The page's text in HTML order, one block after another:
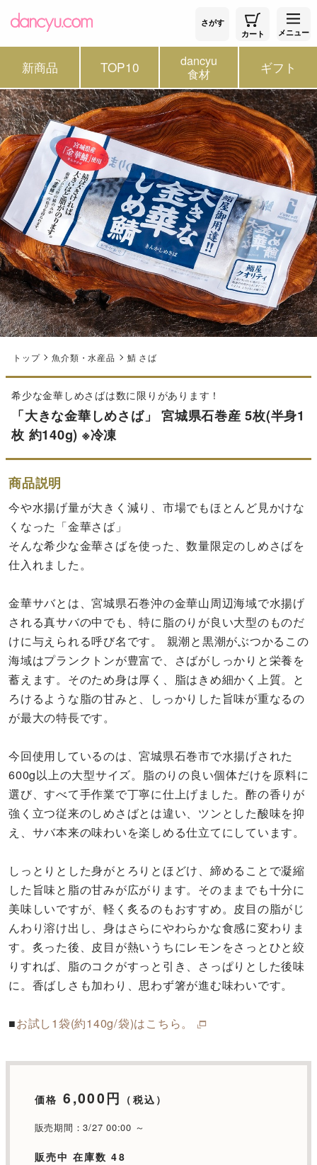
さがす
カート
メニュー
新商品 TOP10 dancyu
食材 ギフト
トップ 魚介類・水産品 鯖 さば
希少な金華しめさばは数に限りがあります！
「大きな金華しめさば」 宮城県石巻産 5枚(半身1
枚 約140g) ※冷凍
商品説明
今や水揚げ量が大きく減り、市場でもほとんど見かけな
くなった「金華さば」
そんな希少な金華さばを使った、数量限定のしめさばを
仕入れました。
金華サバとは、宮城県石巻沖の金華山周辺海域で水揚げ
される真サバの中でも、特に脂のりが良い大型のものだ
けに与えられる呼び名です。 親潮と黒潮がぶつかるこの
海域はプランクトンが豊富で、さばがしっかりと栄養を
蓄えます。そのため身は厚く、脂はきめ細かく上質。と
ろけるような脂の甘みと、しっかりした旨味が重なるの
が最大の特長です。
今回使用しているのは、宮城県石巻市で水揚げされた
600g以上の大型サイズ。脂のりの良い個体だけを原料に
選び、すべて手作業で丁寧に仕上げました。酢の香りが
強く立つ従来のしめさばとは違い、ツンとした酸味を抑
え、サバ本来の味わいを楽しめる仕立てにしています。
しっとりとした身がとろりとほどけ、締めることで凝縮
した旨味と脂の甘みが広がります。そのままでも十分に
美味しいですが、軽く炙るのもおすすめ。皮目の脂がじ
んわり溶け出し、身はさらにやわらかな食感に変わりま
す。炙った後、皮目が熱いうちにレモンをさっとひと絞
りすれば、脂のコクがすっと引き、さっぱりとした後味
に。香ばしさも加わり、思わず箸が進む味わいです。
■お試し1袋(約140g/袋)はこちら。
価格 6,000円 （税込）
販売期間：3/27 00:00 ～
販売中 在庫数 48